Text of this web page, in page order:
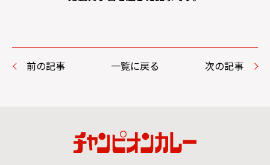
前の記事 一覧に戻る 次の記事